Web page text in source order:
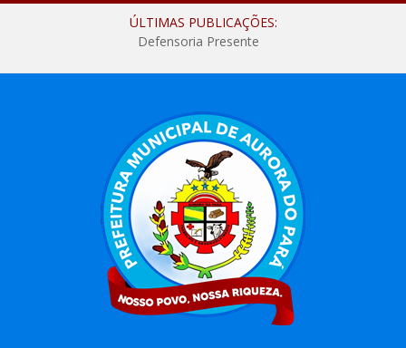
ÚLTIMAS PUBLICAÇÕES:
Defensoria Presente